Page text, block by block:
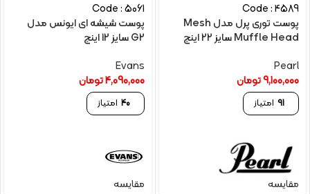
Code : 4589
پوست توری پرل مدل Mesh
Muffle Head سایز 22 اینچ
Pearl
9,100,000تومان
91 امتیاز
مقایسه
Code : 5061
پوست شیشه ای ایونس مدل
G2 سایز 12 اینچ
Evans
4,090,000تومان
40 امتیاز
مقایسه